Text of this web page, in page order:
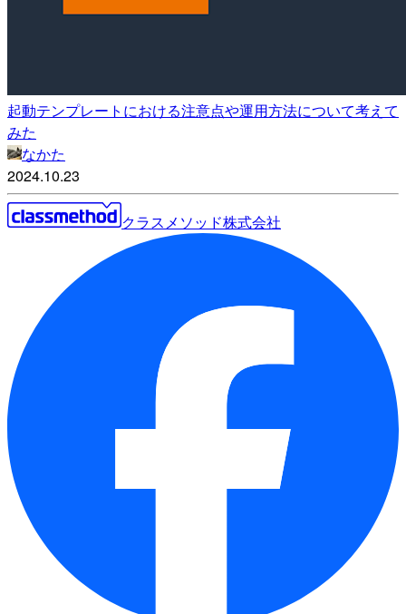
起動テンプレートにおける注意点や運用方法について考えて
みた
なかた
2024.10.23
クラスメソッド株式会社